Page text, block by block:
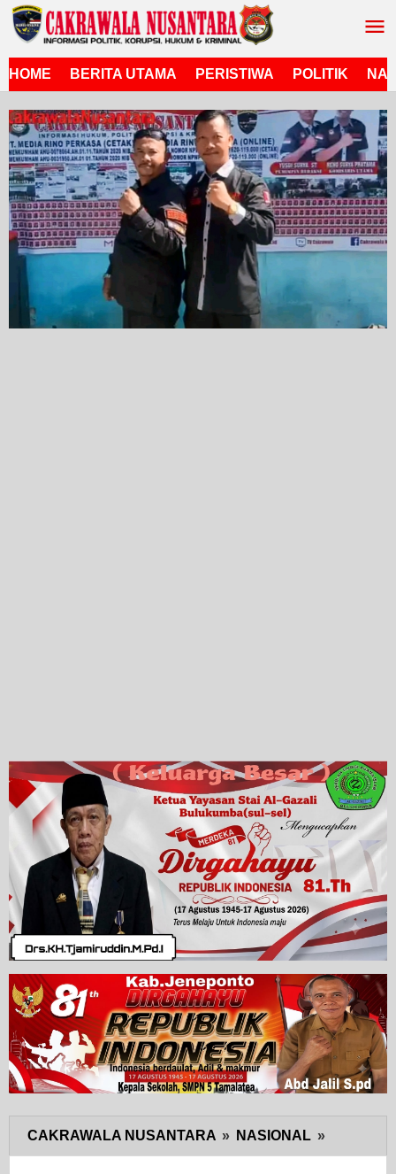
Lewati
ke
HOME
BERITA UTAMA PERISTIWA POLITIK
CAKRAWALA NUSANTARA » NASIONAL »
Sergai